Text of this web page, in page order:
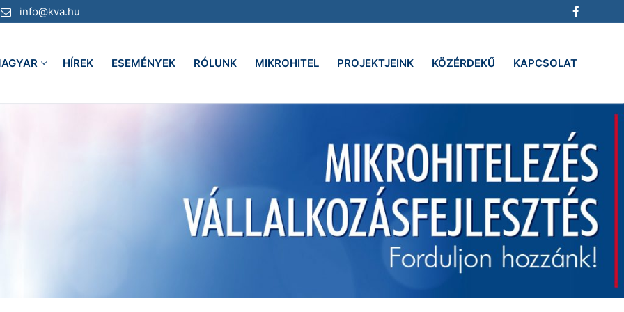
info@kva.hu
HÍREK ESEMÉNYEK RÓLUNK MIKROHITEL PROJEKTJEINK KÖZÉRDEKŰ KAPCSOLAT